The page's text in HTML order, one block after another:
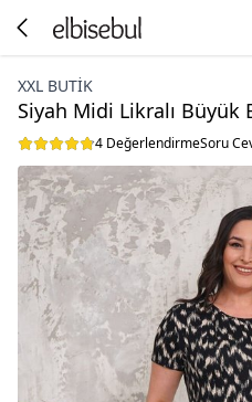
XXL BUTİK
Siyah Midi Likralı Büyük
4 DeğerlendirmeSoru